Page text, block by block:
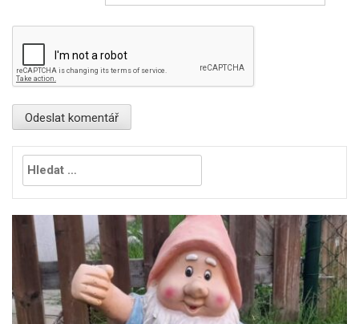
Vyhledávání